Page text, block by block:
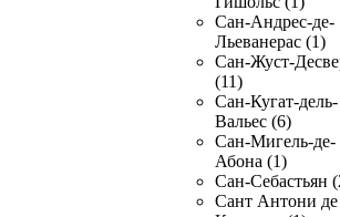
Сан-Андрес-де-
Льеванерас (1)
Сан-Жуст-
(11)
Сан-Кугат-дель-
Вальес (6)
Сан-Мигель-де-
Абона (1)
Сан-Себастьян
Сант Антони де